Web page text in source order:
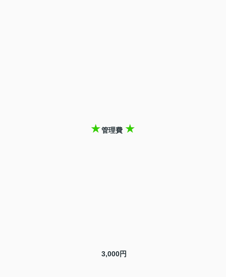
★管理費 ★
3,000円